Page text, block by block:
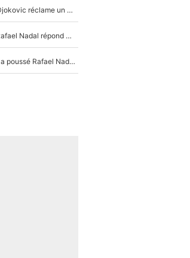
«Trop de conflits» : Mécontent, Novak Djokovic réclame un grand changement !
«C'est le meilleur joueur de l'histoire», Rafael Nadal répond à la question que tout le monde se pose !
«Ce n'était pas possible» : Le signal qui a poussé Rafael Nadal à prendre sa retraite !